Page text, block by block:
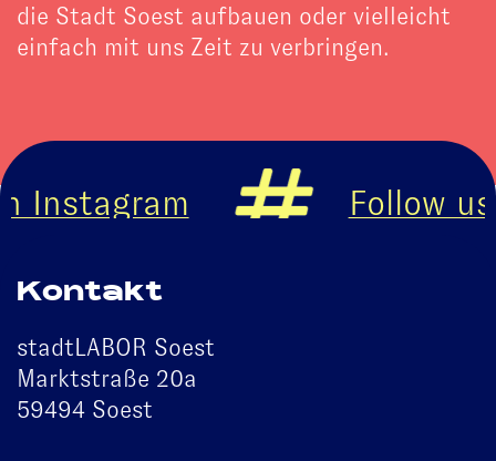
die Stadt Soest aufbauen oder vielleicht
einfach mit uns Zeit zu verbringen.
Instagram Follow
Kontakt
stadtLABOR Soest
Marktstraße 20a
59494 Soest